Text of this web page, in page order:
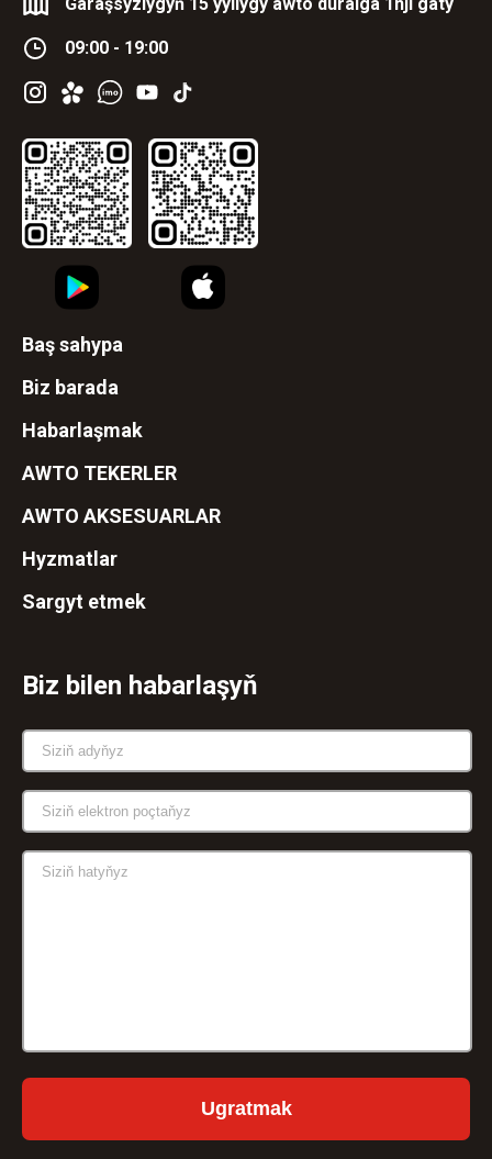
09:00 - 19:00
Baş sahypa
Biz barada
Habarlaşmak
AWTO TEKERLER
AWTO AKSESUARLAR
Hyzmatlar
Sargyt etmek
Biz bilen habarlaşyň
Ugratmak